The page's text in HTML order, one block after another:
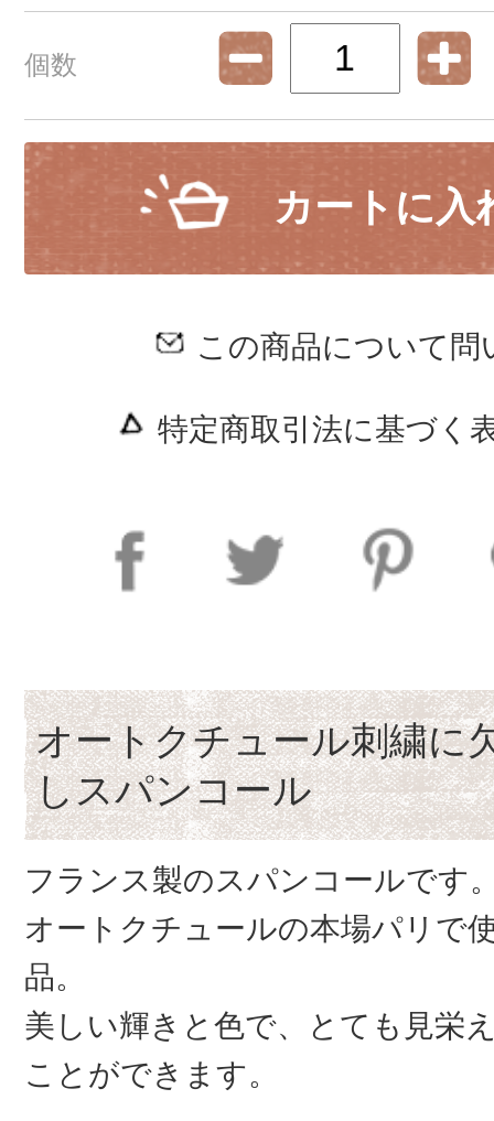
個数
カートに入
この商品について問
特定商取引法に基づく
オートクチュール刺繍に
しスパンコール
フランス製のスパンコールです
オートクチュールの本場パリで
品。
美しい輝きと色で、とても見栄
ことができます。